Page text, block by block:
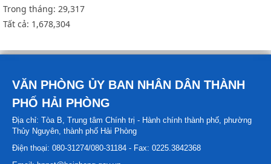
Trong tháng: 29,317
Tất cả: 1,678,304
VĂN PHÒNG ỦY BAN NHÂN DÂN THÀNH
PHỐ HẢI PHÒNG
Địa chỉ: Tòa B, Trung tâm Chính trị - Hành chính thành phố, phường
Thủy Nguyên, thành phố Hải Phòng
Điện thoại: 080-31274/080-31184 - Fax: 0225.3842368